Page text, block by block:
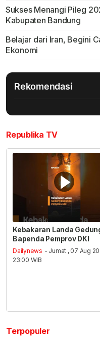
Sukses Menangi Pileg
Kabupaten Bandung
Belajar dari Iran, Begini
Ekonomi
Rekomendasi
Republika TV
Kebakaran Landa
Bapenda Pemprov DKI
Dailynews - Jumat , 07 Aug
23:00 WIB
Terpopuler